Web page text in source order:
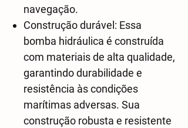
navegação.
Construção durável: Essa
bomba hidráulica é construída
com materiais de alta qualidade,
garantindo durabilidade e
resistência às condições
marítimas adversas. Sua
construção robusta e resistente